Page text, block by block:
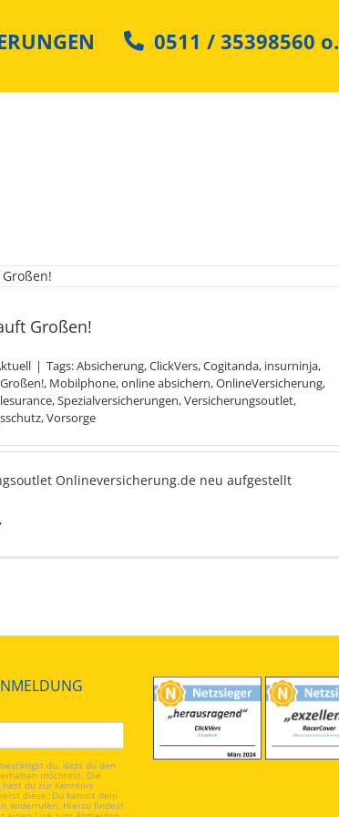
0511 / 35398560 o.
Großen!
| Tags:Absicherung,ClickVers,Cogitanda, insurninja,
, Mobilphone,online absichern,OnlineVersicherung,
,Spezialversicherungen,Versicherungsoutlet,
,Vorsorge
Onlineversicherung.de neu aufgestellt
du, dass du den
möchtest. Die
hast du zur Kenntnis
diese. Du kannst dein
widerrufen. Hierzu findest